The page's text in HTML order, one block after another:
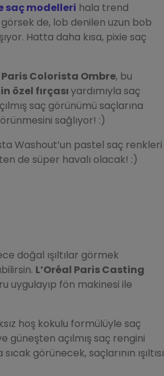
saç modelleri hala trend
de, lob denilen uzun bob
Hatta daha kısa, pixie saç
Paris Colorista Ombre, bu
özel fırçasıyardımıyla saç
saç görünümü saçlarına
sağlıyor! :)
Washout’un pastel saç renkleri
de süper havalı olacak! :)
doğal ışıltılar görmek
L’Oréal Paris Casting
uygulayıp fön makinesi ile
hoş kokulu formülüyle saç
güneşten açılmış saç rengini
görünecek, saçlarının ışıltısı